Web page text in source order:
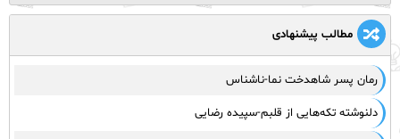
مطالب پیشنهادی
رمان پسر شاهدخت نما-ناشناس
دلنوشته تکه‌هایی از قلبم-سپیده رضایی